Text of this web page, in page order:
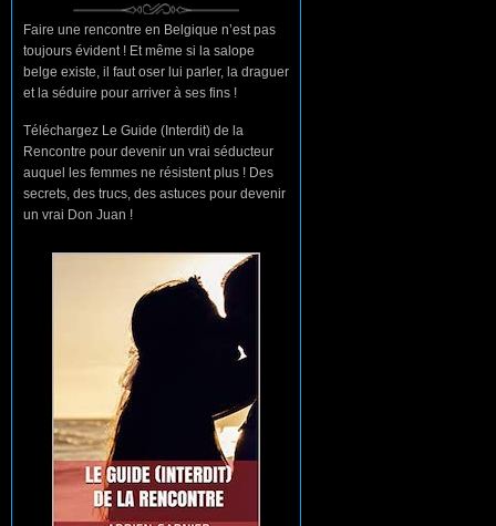
Faire une rencontre en Belgique n’est pas
toujours évident ! Et même si la salope
belge existe, il faut oser lui parler, la draguer
et la séduire pour arriver à ses fins !
Téléchargez Le Guide (Interdit) de la
Rencontre pour devenir un vrai séducteur
auquel les femmes ne résistent plus ! Des
secrets, des trucs, des astuces pour devenir
un vrai Don Juan !